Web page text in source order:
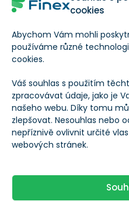
cookies
Abychom Vám mohli
používáme různé
cookies.
Váš souhlas s použitím
zpracovávat údaje, jako je
našeho webu. Díky tomu
zlepšovat. Nesouhlas nebo
nepříznivě ovlivnit určité
webových stránek.
Vývoj ceny
Není otázkou, jestli zlato